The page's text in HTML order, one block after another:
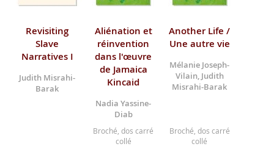
Revisiting
Slave
Narratives I
Judith Misrahi-
Barak
Aliénation et
réinvention
dans l'œuvre
de Jamaica
Kincaid
Nadia Yassine-
Diab
Broché, dos carré
collé
Another Life /
Une autre vie
Mélanie Joseph-
Vilain, Judith
Misrahi-Barak
Broché, dos carré
collé